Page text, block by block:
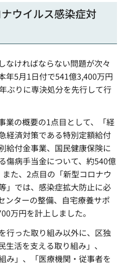
ウイルス感染症対
なければならない問題が次々
年5月1日付で541億3,400万円
ぶりに専決処分を先行して行
業の概要の1点目として、「経
経済対策である特別定額給付
給付金事業、国民健康保険に
傷病手当金について、約540億
た、2点目の「新型コロナウ
」では、感染症拡大防止に必
ンターの整備、自宅療養サポ
万円を計上しました。
行った取り組み以外に、区独
活を支える取り組み」、
み」、「医療機関・従事者を